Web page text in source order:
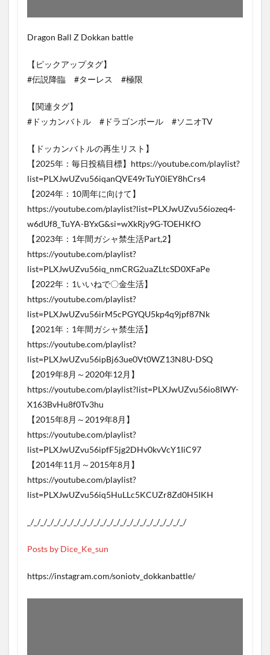
Dragon Ball Z Dokkan battle
【ピックアップタグ】
#伝説降臨 #ターレス #極限
【関連タグ】
#ドッカンバトル #ドラゴンボール #ソニオTV
【ドッカンバトルの再生リスト】
【2025年：毎日投稿目標】https://youtube.com/playlist?
list=PLXJwUZvu56iqanQVE49rTuY0iEY8hCrs4
【2024年：10周年に向けて】
https://youtube.com/playlist?list=PLXJwUZvu56iozeq4-
w6dUf8_TuYA-BYxG&si=wXkRjy9G-TOEHKfO
【2023年：1年間ガシャ禁生活Part,2】
https://youtube.com/playlist?
list=PLXJwUZvu56iq_nmCRG2uaZLtcSD0XFaPe
【2022年：1いいねで〇金生活】
https://youtube.com/playlist?
list=PLXJwUZvu56irM5cPGYQU5kp4q9jpf87Nk
【2021年：1年間ガシャ禁生活】
https://youtube.com/playlist?
list=PLXJwUZvu56ipBj63ue0Vt0WZ13N8U-DSQ
【2019年8月～2020年12月】
https://youtube.com/playlist?list=PLXJwUZvu56io8IWY-
X163BvHu8f0Tv3hu
【2015年8月～2019年8月】
https://youtube.com/playlist?
list=PLXJwUZvu56ipfF5jg2DHv0kvVcY1IiC97
【2014年11月～2015年8月】
https://youtube.com/playlist?
list=PLXJwUZvu56iq5HuLLc5KCUZr8Zd0H5IKH
_/_/_/_/_/_/_/_/_/_/_/_/_/_/_/_/_/_/_/_/_/_/_/_/
Posts by Dice_Ke_sun
https://instagram.com/soniotv_dokkanbattle/